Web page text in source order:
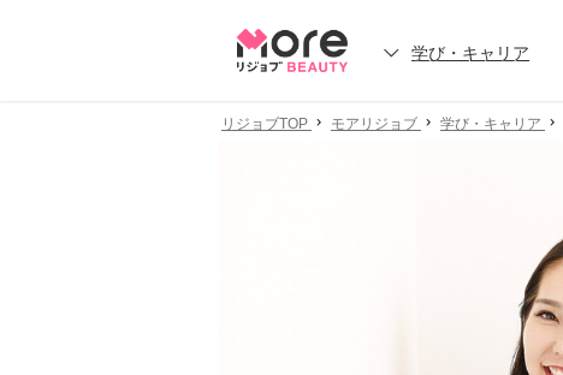
学び・キャリア
リジョブTOP モアリジョブ 学び・キャリア